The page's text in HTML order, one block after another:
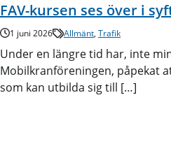
FAV-kursen ses över i
1 juni 2026 Allmänt, Trafik
Under en längre tid har, inte
Mobilkranföreningen, påpekat
som kan utbilda sig till […]